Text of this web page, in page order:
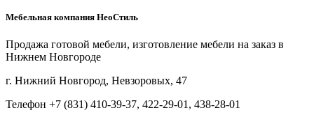
Мебельная компания НеоСтиль
Продажа готовой мебели, изготовление мебели на заказ в
Нижнем Новгороде
г. Нижний Новгород, Невзоровых, 47
Телефон +7 (831) 410-39-37, 422-29-01, 438-28-01